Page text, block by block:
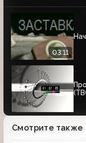
03:11
Смотрите также